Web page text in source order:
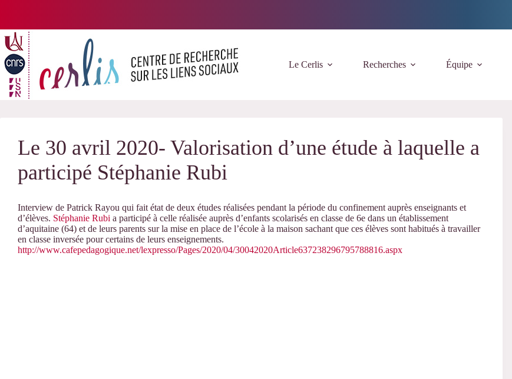
Le Cerlis Recherches Équipe
Le 30 avril 2020- Valorisation d’une étude à laquelle a
participé Stéphanie Rubi
Interview de Patrick Rayou qui fait état de deux études réalisées pendant la période du confinement auprès enseignants et
d’élèves. Stéphanie Rubi a participé à celle réalisée auprès d’enfants scolarisés en classe de 6e dans un établissement
d’aquitaine (64) et de leurs parents sur la mise en place de l’école à la maison sachant que ces élèves sont habitués à travailler
en classe inversée pour certains de leurs enseignements.
http://www.cafepedagogique.net/lexpresso/Pages/2020/04/30042020Article637238296795788816.aspx